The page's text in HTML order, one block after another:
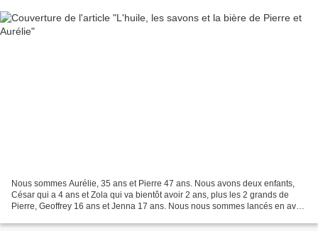
Nous sommes Aurélie, 35 ans et Pierre 47 ans. Nous avons deux enfants,
César qui a 4 ans et Zola qui va bientôt avoir 2 ans, plus les 2 grands de
Pierre, Geoffrey 16 ans et Jenna 17 ans. Nous nous sommes lancés en avril